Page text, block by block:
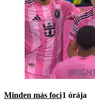
Minden más foci1 órája